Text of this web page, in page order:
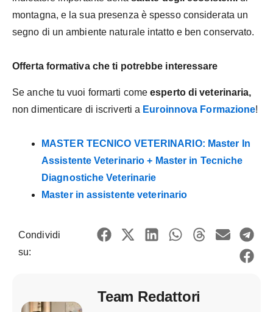
montagna, e la sua presenza è spesso considerata un
segno di un ambiente naturale intatto e ben conservato.
Offerta formativa che ti potrebbe interessare
Se anche tu vuoi formarti comeesperto di veterinaria,
non dimenticare di iscriverti a Euroinnova Formazione!
MASTER TECNICO VETERINARIO: Master In
Assistente Veterinario + Master in Tecniche
Diagnostiche Veterinarie
Master in assistente veterinario
Condividi
su:
Team Redattori